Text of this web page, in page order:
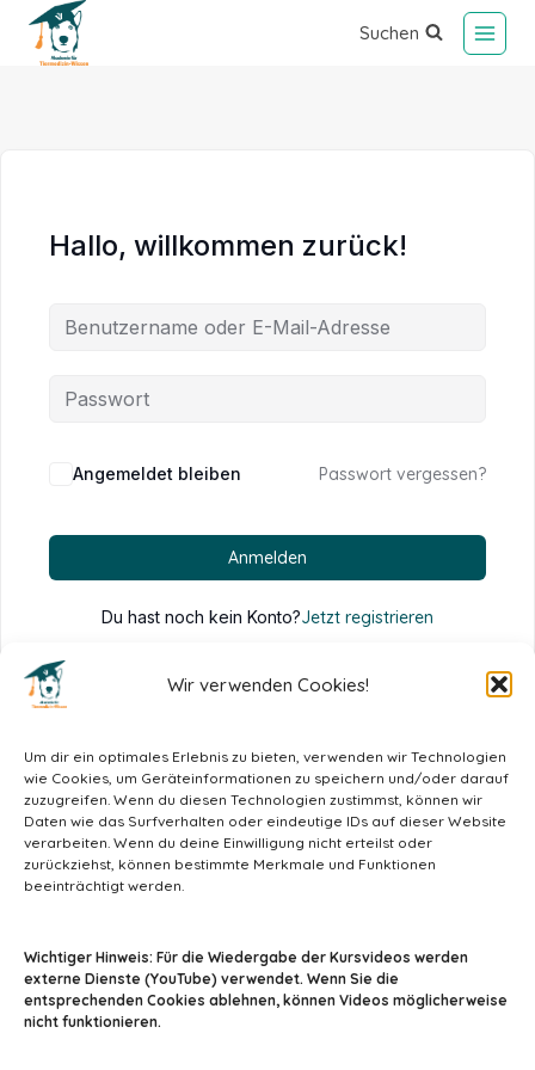
Wir verwenden Cookies!
Um dir ein optimales Erlebnis zu bieten, verwenden wir Technologien
wie Cookies, um Geräteinformationen zu speichern und/oder darauf
zuzugreifen. Wenn du diesen Technologien zustimmst, können wir
Daten wie das Surfverhalten oder eindeutige IDs auf dieser Website
verarbeiten. Wenn du deine Einwilligung nicht erteilst oder
zurückziehst, können bestimmte Merkmale und Funktionen
beeinträchtigt werden.
Wichtiger Hinweis: Für die Wiedergabe der Kursvideos werden
externe Dienste (YouTube) verwendet. Wenn Sie die
entsprechenden Cookies ablehnen, können Videos möglicherweise
nicht funktionieren.
Suchen
Hallo, willkommen zurück!
Alternative:
Angemeldet bleiben Passwort vergessen?
Anmelden
Du hast noch kein Konto?Jetzt registrieren
info@tiermedizin-wissen.de